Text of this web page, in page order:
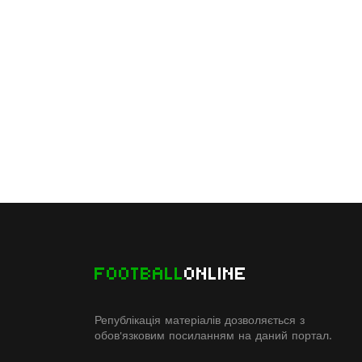
FOOTBALLONLINE
Републікація матеріалів дозволяється з
обов'язковим посиланням на даний портал.